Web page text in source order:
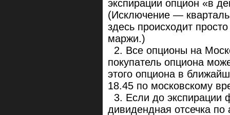
экспирации опцион «в
(Исключение —
здесь происходит
маржи.)
2. Все опционы на
покупатель опциона
этого опциона в
18.45 по московскому
3. Если до экспирации
дивидендная отсечка по